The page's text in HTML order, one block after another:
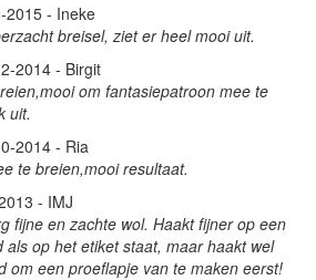
2015 - Ineke
breisel, ziet er heel mooi uit.
2014 - Birgit
om fantasiepatroon mee te
uit.
2014 - Ria
te breien,mooi resultaat.
- IMJ
fijne en zachte wol. Haakt fijner op een
als op het etiket staat, maar haakt wel
om een proeflapje van te maken eerst!